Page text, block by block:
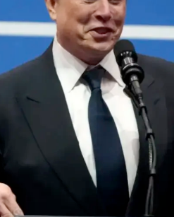
東檢抗告成功 今重開羈押庭
雨彈轟3天 「紅到發紫」降雨